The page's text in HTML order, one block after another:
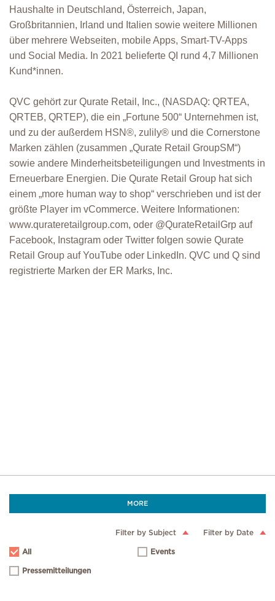
Haushalte in Deutschland, Österreich, Japan,
Großbritannien, Irland und Italien sowie weitere Millionen
über mehrere Webseiten, mobile Apps, Smart-TV-Apps
und Social Media. In 2021 belieferte QI rund 4,7 Millionen
Kund*innen.
QVC gehört zur Qurate Retail, Inc., (NASDAQ: QRTEA,
QRTEB, QRTEP), die ein „Fortune 500“ Unternehmen ist,
und zu der außerdem HSN®, zulily® und die Cornerstone
Marken zählen (zusammen „Qurate Retail GroupSM“)
sowie andere Minderheitsbeteiligungen und Investments in
Erneuerbare Energien. Die Qurate Retail Group hat sich
einem „more human way to shop“ verschrieben und ist der
größte Player im vCommerce. Weitere Informationen:
www.qurateretailgroup.com, oder @QurateRetailGrp auf
Facebook, Instagram oder Twitter folgen sowie Qurate
Retail Group auf YouTube oder LinkedIn. QVC und Q sind
registrierte Marken der ER Marks, Inc.
MORE
Filter by Subject Filter by Date
All Events
Pressemitteilungen